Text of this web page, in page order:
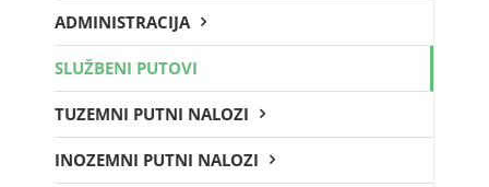
ADMINISTRACIJA
SLUŽBENI PUTOVI
TUZEMNI PUTNI NALOZI
INOZEMNI PUTNI NALOZI